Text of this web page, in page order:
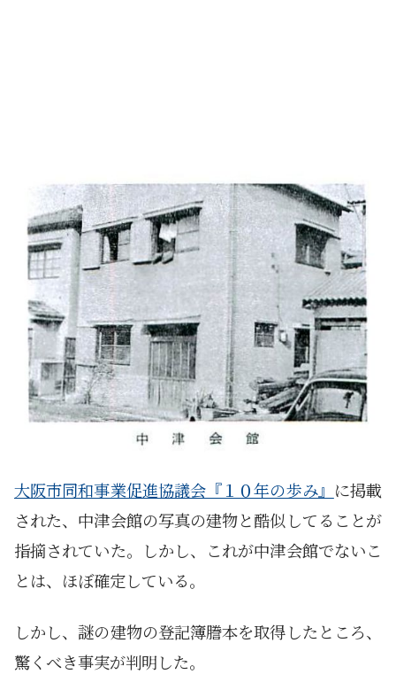
大阪市同和事業促進協議会『１０年の歩み』 に掲載
された、中津会館の写真の建物と酷似してることが
指摘されていた。しかし、これが中津会館でないこ
とは、ほぼ確定している。
しかし、謎の建物の登記簿謄本を取得したところ、
驚くべき事実が判明した。